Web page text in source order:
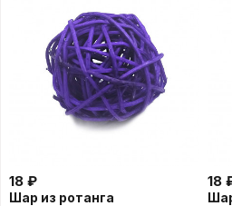
18 ₽
Шар из ротанга
18